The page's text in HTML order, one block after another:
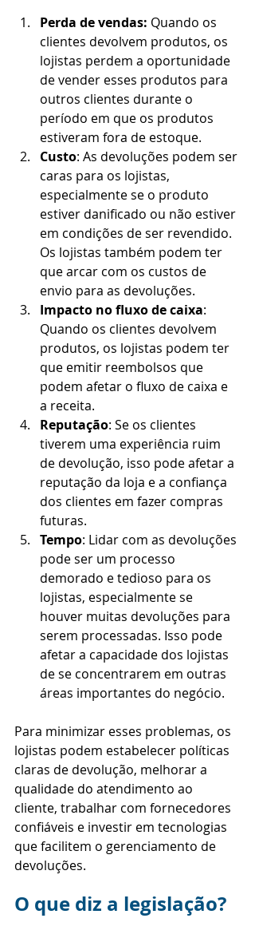
Perda de vendas: Quando os
clientes devolvem produtos, os
lojistas perdem a oportunidade
de vender esses produtos para
outros clientes durante o
período em que os produtos
estiveram fora de estoque.
Custo: As devoluções podem ser
caras para os lojistas,
especialmente se o produto
estiver danificado ou não estiver
em condições de ser revendido.
Os lojistas também podem ter
que arcar com os custos de
envio para as devoluções.
Impacto no fluxo de caixa:
Quando os clientes devolvem
produtos, os lojistas podem ter
que emitir reembolsos que
podem afetar o fluxo de caixa e
a receita.
Reputação: Se os clientes
tiverem uma experiência ruim
de devolução, isso pode afetar a
reputação da loja e a confiança
dos clientes em fazer compras
futuras.
Tempo: Lidar com as devoluções
pode ser um processo
demorado e tedioso para os
lojistas, especialmente se
houver muitas devoluções para
serem processadas. Isso pode
afetar a capacidade dos lojistas
de se concentrarem em outras
áreas importantes do negócio.
Para minimizar esses problemas, os
lojistas podem estabelecer políticas
claras de devolução, melhorar a
qualidade do atendimento ao
cliente, trabalhar com fornecedores
confiáveis e investir em tecnologias
que facilitem o gerenciamento de
devoluções.
O que diz a legislação?